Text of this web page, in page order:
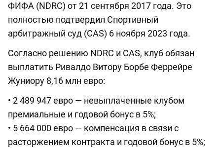
ФИФА (NDRC) от 21 сентября 2017 года. Это
полностью подтвердил Спортивный
арбитражный суд (CAS) 6 ноября 2023 года.
Согласно решению NDRC и CAS, клуб обязан
выплатить Ривалдо Витору Борбе Феррейре
Жуниору 8,16 млн евро:
• 2 489 947 евро — невыплаченные клубом
премиальные и годовой бонус в 5%;
• 5 664 000 евро — компенсация в связи с
расторжением контракта и годовой бонус в 5%;